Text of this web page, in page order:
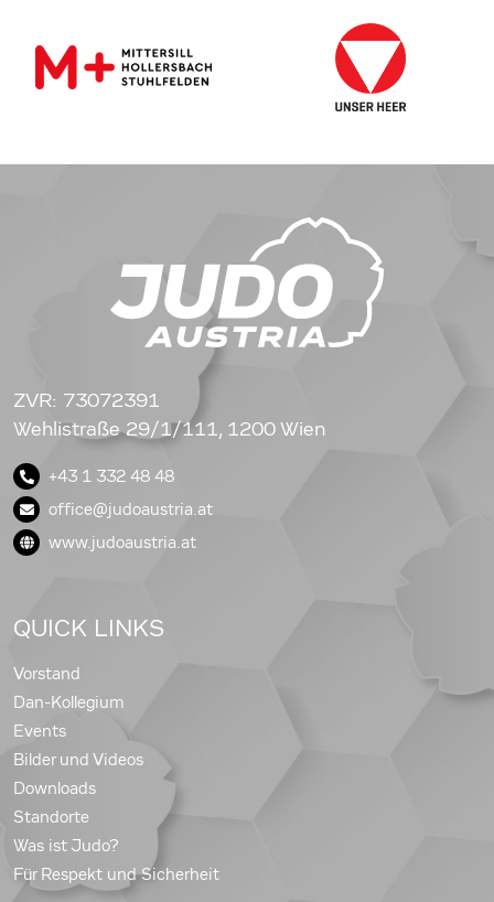
ZVR: 73072391
Wehlistraße 29/1/111, 1200 Wien
+43 1 332 48 48
office@judoaustria.at
www.judoaustria.at
QUICK LINKS
Vorstand
Dan-Kollegium
Events
Bilder und Videos
Downloads
Standorte
Was ist Judo?
Für Respekt und Sicherheit